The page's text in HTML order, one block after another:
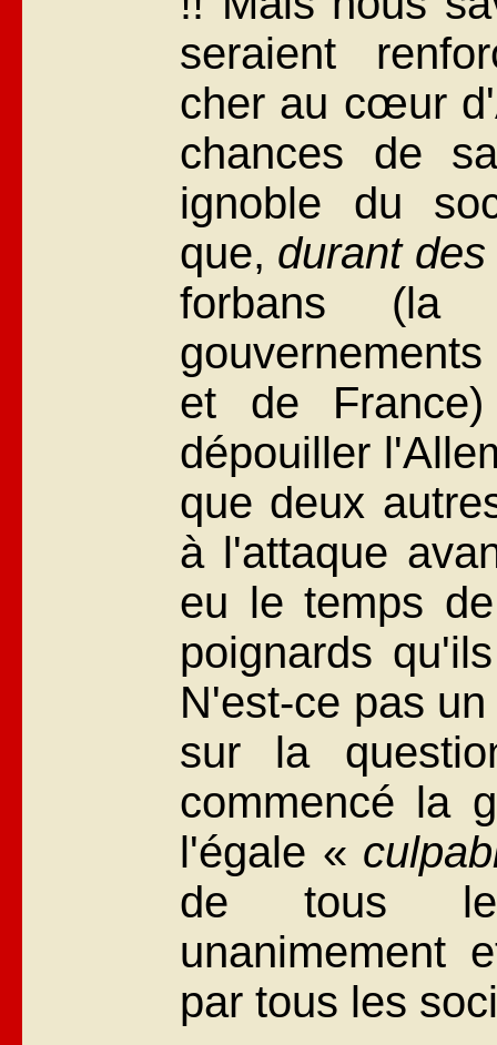
seraient
cher au cœur
chances de
ignoble du
que, durant
forbans (la
et de
dépouiller
que deux
à l'attaque
eu le temps
poignards
N'est-ce pas
sur la
commencé la
l'égale «
de tous
unanimement
par tous les